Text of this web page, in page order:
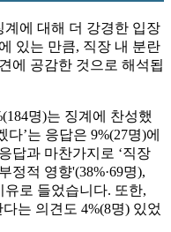
에 대해 더 강경한 입장
있는 만큼, 직장 내 분란
에 공감한 것으로 해석됩
명)는 징계에 찬성했
다’는 응답은 9%(27명)에
답과 마찬가지로 ‘직장
정적 영향'(38%·69명),
유로 들었습니다. 또한,
는 의견도 4%(8명) 있었